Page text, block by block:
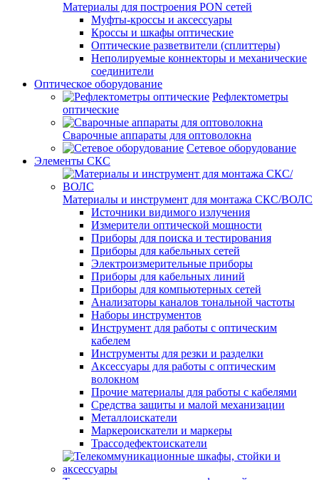
Материалы для построения PON сетей
Муфты-кроссы и аксессуары
Кроссы и шкафы оптические
Оптические разветвители (сплиттеры)
Неполируемые коннекторы и механические
соединители
Оптическое оборудование
Рефлектометры
оптические
Сварочные аппараты для оптоволокна
Сетевое оборудование
Элементы СКС
Материалы и инструмент для монтажа СКС/ВОЛС
Источники видимого излучения
Измерители оптической мощности
Приборы для поиска и тестирования
Приборы для кабельных сетей
Электроизмерительные приборы
Приборы для кабельных линий
Приборы для компьютерных сетей
Анализаторы каналов тональной частоты
Наборы инструментов
Инструмент для работы с оптическим
кабелем
Инструменты для резки и разделки
Аксессуары для работы с оптическим
волокном
Прочие материалы для работы с кабелями
Средства защиты и малой механизации
Металлоискатели
Маркероискатели и маркеры
Трассодефектоискатели